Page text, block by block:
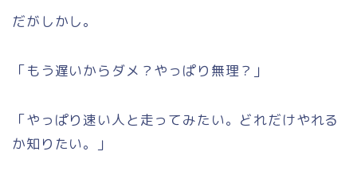
だがしかし。
「もう遅いからダメ？やっぱり無理？」
「やっぱり速い人と走ってみたい。どれだけやれる
か知りたい。」